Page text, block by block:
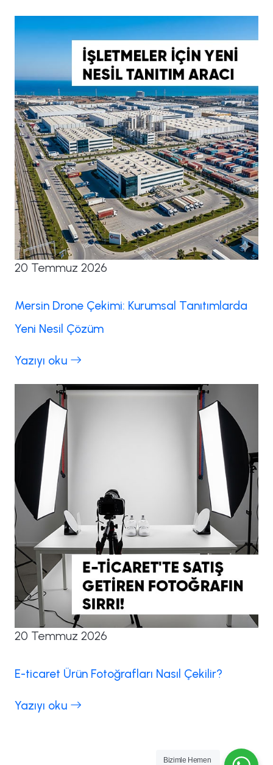
20 Temmuz 2026
Mersin Drone Çekimi: Kurumsal Tanıtımlarda
Yeni Nesil Çözüm
Yazıyı oku
20 Temmuz 2026
E-ticaret Ürün Fotoğrafları Nasıl Çekilir?
Yazıyı oku
Bizimle Hemen